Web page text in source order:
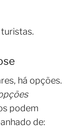
há opções.
podem
de: